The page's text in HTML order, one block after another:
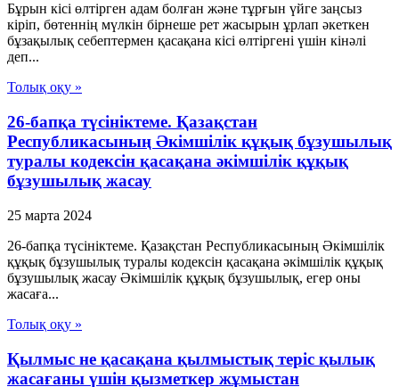
Бұрын кісі өлтірген адам болған және тұрғын үйге заңсыз
кіріп, бөтеннің мүлкін бірнеше рет жасырын ұрлап әкеткен
бұзақылық себептермен қасақана кісі өлтіргені үшін кінәлі
деп...
Толық оқу »
26-бапқа түсініктеме. Қазақстан
Республикасының Әкімшілік құқық бұзушылық
туралы кодексін қасақана әкімшілік құқық
бұзушылық жасау
25 марта 2024
26-бапқа түсініктеме. Қазақстан Республикасының Әкімшілік
құқық бұзушылық туралы кодексін қасақана әкімшілік құқық
бұзушылық жасау Әкімшілік құқық бұзушылық, егер оны
жасаға...
Толық оқу »
Қылмыс не қасақана қылмыстық теріс қылық
жасағаны үшін қызметкер жұмыстан